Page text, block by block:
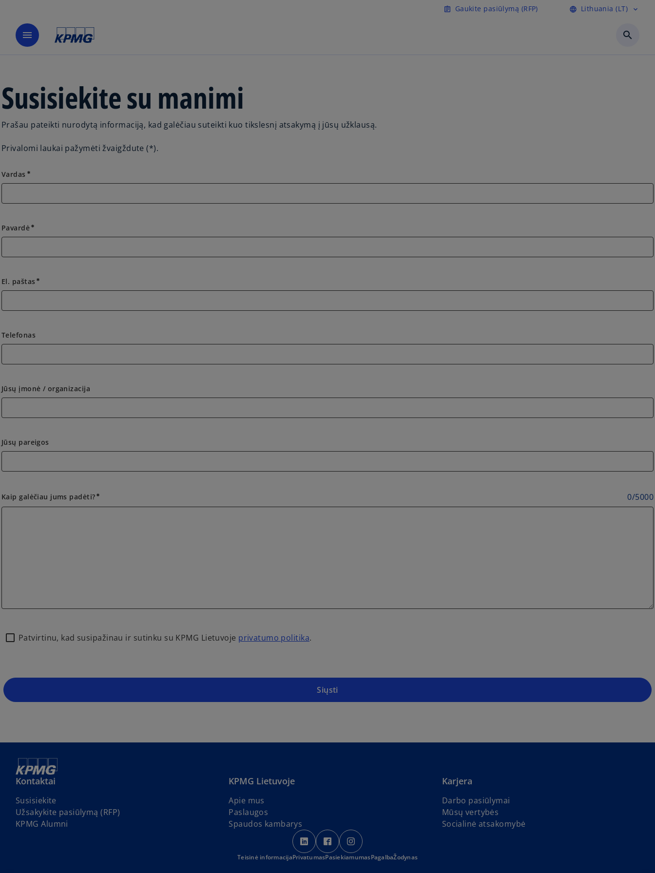
assignment Gaukite pasiūlymą (RFP) language Lithuania (LT) expand_more
menu search
Susisiekite su manimi
Prašau pateikti nurodytą informaciją, kad galėčiau suteikti kuo tikslesnį atsakymą į jūsų užklausą.
Privalomi laukai pažymėti žvaigždute (*).
Vardas emergency
Pavardė emergency
El. paštas emergency
Telefonas
Jūsų įmonė / organizacija
Jūsų pareigos
Kaip galėčiau jums padėti? emergency 0/5000
Patvirtinu, kad susipažinau ir sutinku su KPMG Lietuvoje privatumo politika.
Siųsti
Kontaktai
Susisiekite
Užsakykite pasiūlymą (RFP)
KPMG Alumni
KPMG Lietuvoje
Apie mus
Paslaugos
Spaudos kambarys
Karjera
Darbo pasiūlymai
Mūsų vertybės
Socialinė atsakomybė
o
p
e
o
p
e
p
e
Teisinė informacijaPrivatumasPasiekiamumasPagalbaŽodynas